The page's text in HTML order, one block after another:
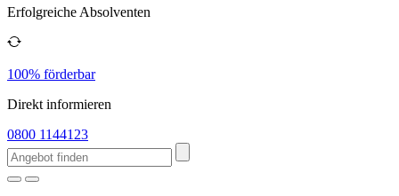
Erfolgreiche Absolventen
100% förderbar
Direkt informieren
0800 1144123